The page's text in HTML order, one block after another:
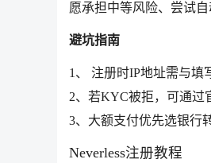
愿承担中等风险、尝试自
避坑指南
1、 注册时IP地址需与填
2、若KYC被拒，可通过
3、大额支付优先选银行
Neverless注册教程